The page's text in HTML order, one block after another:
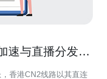
速与直播分发的
香港CN2线路以其直连